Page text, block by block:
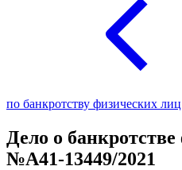
по банкротству физических лиц
Дело о
№А41-13449/2021